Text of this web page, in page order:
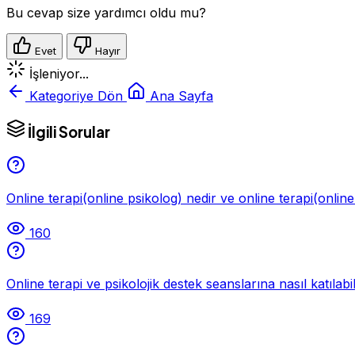
Bu cevap size yardımcı oldu mu?
Evet Hayır
İşleniyor...
Kategoriye Dön
Ana Sayfa
İlgili Sorular
Online terapi(online psikolog) nedir ve online terapi(online
160
Online terapi ve psikolojik destek seanslarına nasıl
169